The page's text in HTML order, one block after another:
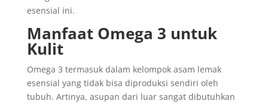
esensial ini.
Manfaat Omega 3 untuk
Kulit
Omega 3 termasuk dalam kelompok asam lemak
esensial yang tidak bisa diproduksi sendiri oleh
tubuh. Artinya, asupan dari luar sangat dibutuhkan